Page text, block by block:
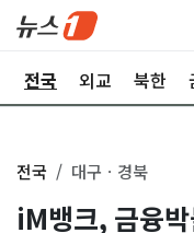
전국 외교 북한
전국 대구ㆍ경북
iM뱅크, 금융